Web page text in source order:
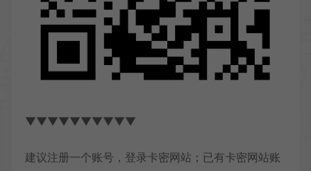
▼▼▼▼▼▼▼▼▼▼
建议注册一个账号，登录卡密网站；已有卡密网站账